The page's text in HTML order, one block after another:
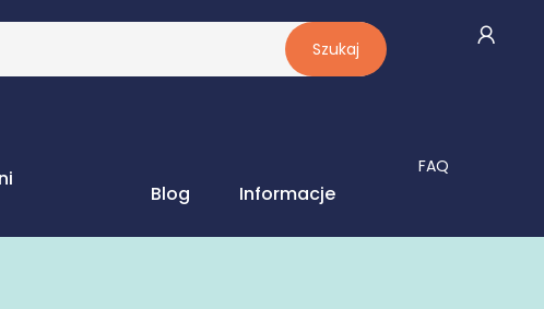
Szukaj
Blog Informacje
FAQ